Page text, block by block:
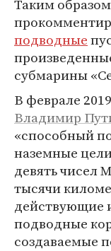
Таким
подводные
субмарины
В феврале
Владимир
«способный
наземные
девять чисел
тысячи
действующие
подводные
создаваемые